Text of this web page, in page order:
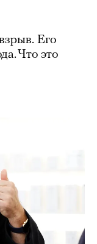
Его
Что это